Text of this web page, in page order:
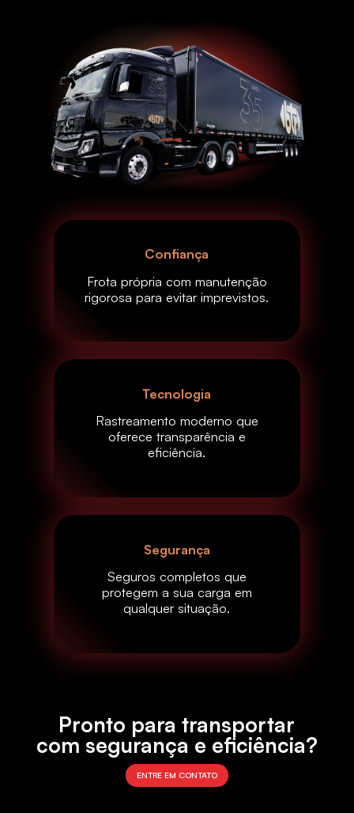
Confiança
Frota própria com manutenção
rigorosa para evitar imprevistos.
Tecnologia
Rastreamento moderno que
oferece transparência e
eficiência.
Segurança
Seguros completos que
protegem a sua carga em
qualquer situação.
Pronto para transportar
com segurança e eficiência?
ENTRE EM CONTATO